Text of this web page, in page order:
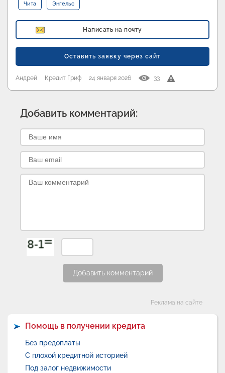
Чита Энгельс
Написать на почту
Оставить заявку через сайт
Андрей Кредит Гриф 24 января 2026 33
Добавить комментарий:
Добавить комментарий
Реклама на сайте
Помощь в получении кредита
Без предоплаты
С плохой кредитной историей
Под залог недвижимости